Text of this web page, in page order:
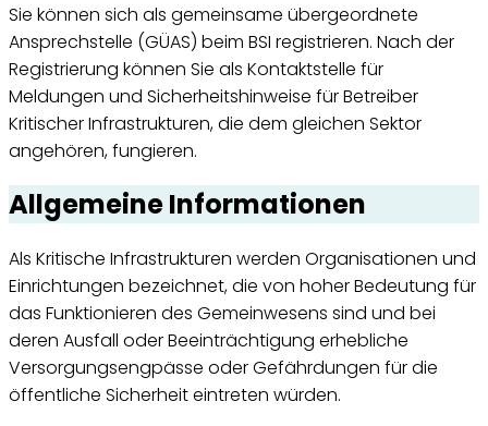
Sie können sich als gemeinsame übergeordnete
Ansprechstelle (GÜAS) beim BSI registrieren. Nach der
Registrierung können Sie als Kontaktstelle für
Meldungen und Sicherheitshinweise für Betreiber
Kritischer Infrastrukturen, die dem gleichen Sektor
angehören, fungieren.
Allgemeine Informationen
Als Kritische Infrastrukturen werden Organisationen und
Einrichtungen bezeichnet, die von hoher Bedeutung für
das Funktionieren des Gemeinwesens sind und bei
deren Ausfall oder Beeinträchtigung erhebliche
Versorgungsengpässe oder Gefährdungen für die
öffentliche Sicherheit eintreten würden.